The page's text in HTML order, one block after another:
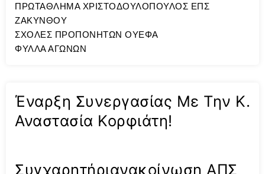
ΠΡΩΤΑΘΛΗΜΑ ΧΡΙΣΤΟΔΟΥΛΟΠΟΥΛΟΣ ΕΠΣ
ΖΑΚΥΝΘΟΥ
ΣΧΟΛΕΣ ΠΡΟΠΟΝΗΤΩΝ ΟΥΕΦΑ
ΦΥΛΛΑ ΑΓΩΝΩΝ
Έναρξη Συνεργασίας Με Την Κ.
Αναστασία Κορφιάτη!
Συγχαρητήριανακοίνωση ΑΠΣ